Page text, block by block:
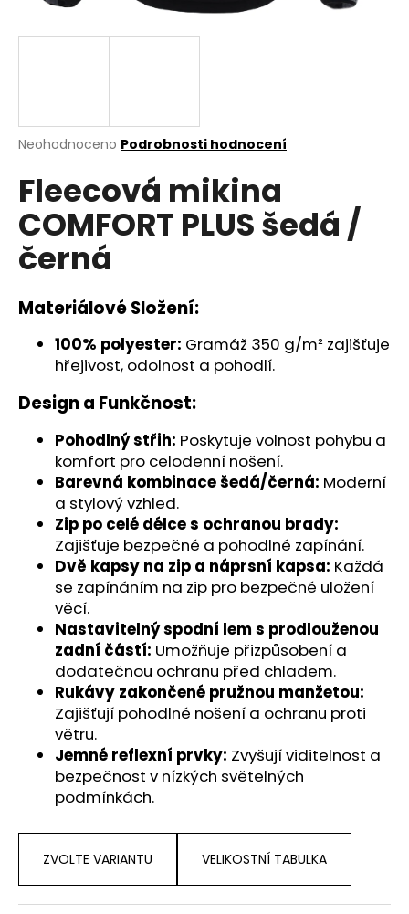
Průměrné
produktu
je
0,0
z
5
hvězdiček.
Neohodnoceno Podrobnosti hodnocení
Fleecová mikina
COMFORT PLUS šedá /
černá
Materiálové Složení:
100% polyester: Gramáž 350 g/m² zajišťuje
hřejivost, odolnost a pohodlí.
Design a Funkčnost:
Pohodlný střih: Poskytuje volnost pohybu a
komfort pro celodenní nošení.
Barevná kombinace šedá/černá: Moderní
a stylový vzhled.
Zip po celé délce s ochranou brady:
Zajišťuje bezpečné a pohodlné zapínání.
Dvě kapsy na zip a náprsní kapsa: Každá
se zapínáním na zip pro bezpečné uložení
věcí.
Nastavitelný spodní lem s prodlouženou
zadní částí: Umožňuje přizpůsobení a
dodatečnou ochranu před chladem.
Rukávy zakončené pružnou manžetou:
Zajišťují pohodlné nošení a ochranu proti
větru.
Jemné reflexní prvky: Zvyšují viditelnost a
bezpečnost v nízkých světelných
podmínkách.
ZVOLTE VARIANTU VELIKOSTNÍ TABULKA
j
?
HLEDAT
o
u
č